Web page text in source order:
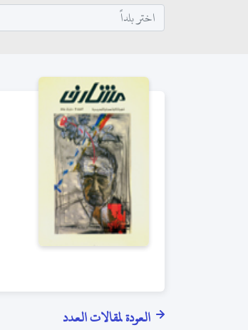
العودة لمقالات العدد